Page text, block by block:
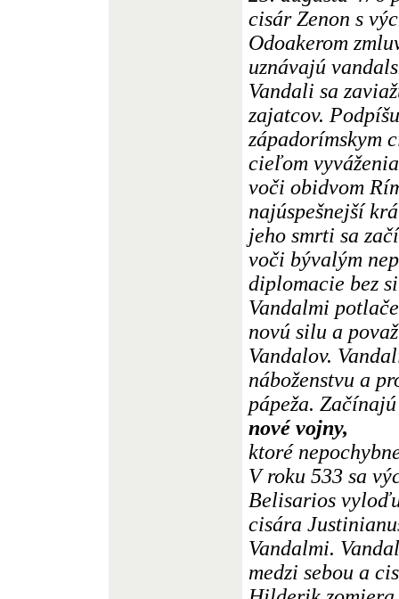
cisár Zenon s
Odoakerom
uznávajú
Vandali sa
zajatcov.
západorímskym
cieľom
voči obidvom
najúspešnejší
jeho smrti sa
voči bývalým
diplomacie bez
Vandalmi
novú silu a
Vandalov.
náboženstvu a
pápeža. Začínajú
nové vojny,
ktoré
V roku 533 sa
Belisarios
cisára
Vandalmi.
medzi sebou a